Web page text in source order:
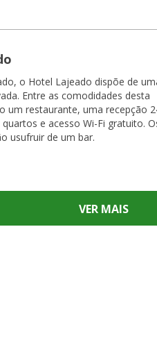
o Hotel Lajeado dispõe de
Entre as comodidades desta
um restaurante, uma recepção
e acesso Wi-Fi gratuito.
usufruir de um bar.
VER MAIS